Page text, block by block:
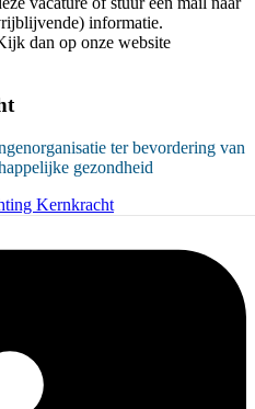
informatie.
dan op onze website
ter bevordering van
gezondheid
Kernkracht